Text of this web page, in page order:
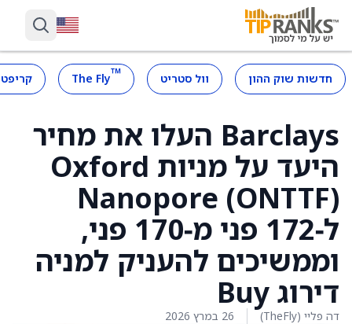
חדשות שוק ההון וול סטריט ™
The Fly
Barclays העלו את מחיר
היעד על מניות Oxford
Nanopore (ONTTF)
ל‑172 פני מ‑170 פני,
וממשיכים להעניק למניה
דירוג Buy
דה פליי (TheFly) 26 במרץ 2026